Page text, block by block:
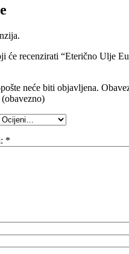
će recenzirati “Eterično Ulje
neće biti objavljena.
*